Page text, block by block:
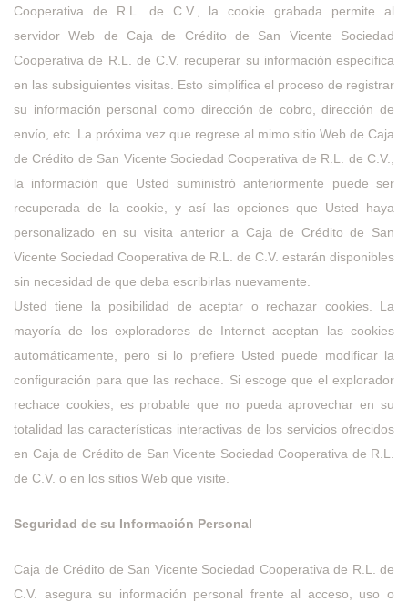
Cooperativa de R.L. de C.V., la cookie grabada permite al
servidor Web de Caja de Crédito de San Vicente Sociedad
Cooperativa de R.L. de C.V. recuperar su información específica
en las subsiguientes visitas. Esto simplifica el proceso de registrar
su información personal como dirección de cobro, dirección de
envío, etc. La próxima vez que regrese al mimo sitio Web de Caja
de Crédito de San Vicente Sociedad Cooperativa de R.L. de C.V.,
la información que Usted suministró anteriormente puede ser
recuperada de la cookie, y así las opciones que Usted haya
personalizado en su visita anterior a Caja de Crédito de San
Vicente Sociedad Cooperativa de R.L. de C.V. estarán disponibles
sin necesidad de que deba escribirlas nuevamente.
Usted tiene la posibilidad de aceptar o rechazar cookies. La
mayoría de los exploradores de Internet aceptan las cookies
automáticamente, pero si lo prefiere Usted puede modificar la
configuración para que las rechace. Si escoge que el explorador
rechace cookies, es probable que no pueda aprovechar en su
totalidad las características interactivas de los servicios ofrecidos
en Caja de Crédito de San Vicente Sociedad Cooperativa de R.L.
de C.V. o en los sitios Web que visite.
Seguridad de su Información Personal
Caja de Crédito de San Vicente Sociedad Cooperativa de R.L. de
C.V. asegura su información personal frente al acceso, uso o